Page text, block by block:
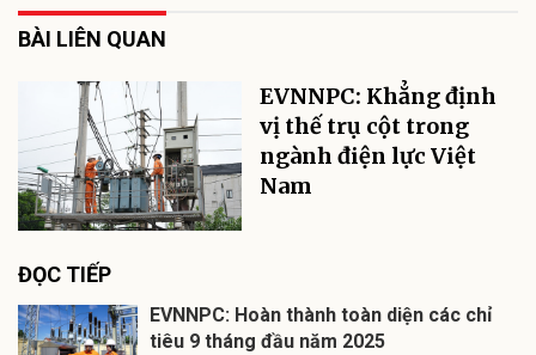
BÀI LIÊN QUAN
EVNNPC: Khẳng định
vị thế trụ cột trong
ngành điện lực Việt
Nam
ĐỌC TIẾP
EVNNPC: Hoàn thành toàn diện các chỉ
tiêu 9 tháng đầu năm 2025